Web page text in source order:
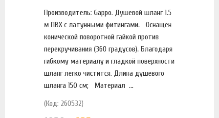
Производитель: Gappo. Душевой шланг 1.5
м ПВХ с латунными фитингами. Оснащен
конической поворотной гайкой против
перекручивания (360 градусов). Благодаря
гибкому материалу и гладкой поверхности
шланг легко чистится. Длина душевого
шланга 150 см; Материал ...
(Код: 260532)